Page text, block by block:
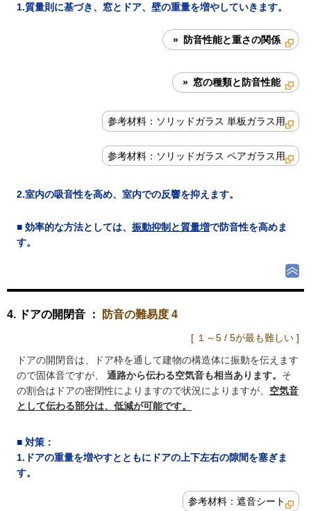
1.質量則に基づき、窓とドア、壁の重量を増やしていきます。
» 防音性能と重さの関係
» 窓の種類と防音性能
参考材料：ソリッドガラス 単板ガラス用
参考材料：ソリッドガラス ペアガラス用
2.室内の吸音性を高め、室内での反響を抑えます。
■ 効率的な方法としては、 振動抑制と質量増で防音性を高めま
す。
4. ドアの開閉音 ： 防音の難易度 4
[ １～5 / 5が最も難しい ]
ドアの開閉音は、ドア枠を通して建物の構造体に振動を伝えます
ので固体音ですが、 通路から伝わる空気音も相当あります。 そ
の割合はドアの密閉性によりますので状況によりますが、 空気音
として伝わる部分は、低減が可能です。
■ 対策 ：
1.ドアの重量を増やすとともにドアの上下左右の隙間を塞ぎま
す。
参考材料：遮音シート